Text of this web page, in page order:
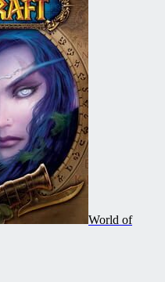
World of